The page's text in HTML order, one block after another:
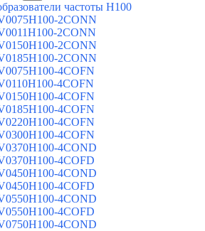
частоты H100
2CONN
2CONN
2CONN
2CONN
4COFN
4COFN
4COFN
4COFN
4COFN
4COFN
4COND
4COFD
4COND
4COFD
4COND
4COFD
4COND